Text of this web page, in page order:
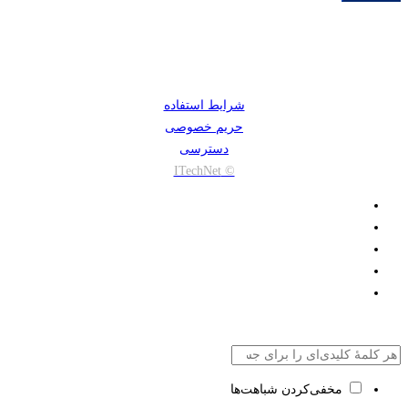
شرایط استفاده
حریم خصوصی
دسترسی
© ITechNet
مخفی‌کردن شباهت‌ها